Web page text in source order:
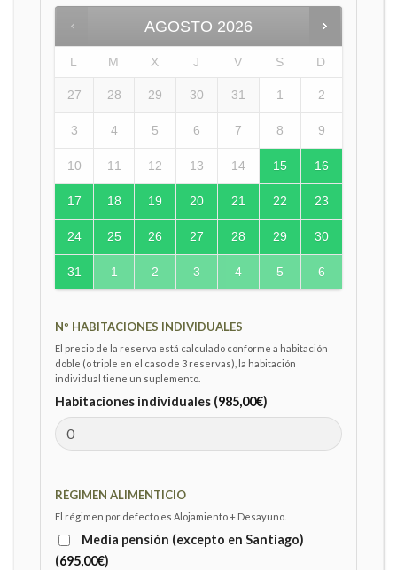
AGOSTO 2026
L M X J V S D
27 28 29 30 31 1 2
3 4 5 6 7 8 9
10 11 12 13 14 15 16
17 18 19 20 21 22 23
24 25 26 27 28 29 30
31 1 2 3 4 5 6
Nº HABITACIONES INDIVIDUALES
El precio de la reserva está calculado conforme a habitación
doble (o triple en el caso de 3 reservas), la habitación
individual tiene un suplemento.
Habitaciones individuales (985,00€)
RÉGIMEN ALIMENTICIO
El régimen por defecto es Alojamiento + Desayuno.
Media pensión (excepto en Santiago)
(695,00€)